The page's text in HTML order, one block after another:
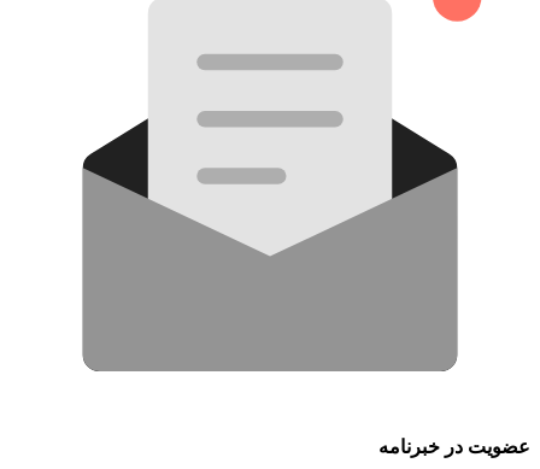
عضویت در خبرنامه